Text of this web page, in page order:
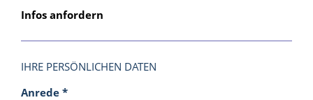
Infos anfordern
IHRE PERSÖNLICHEN DATEN
Anrede *